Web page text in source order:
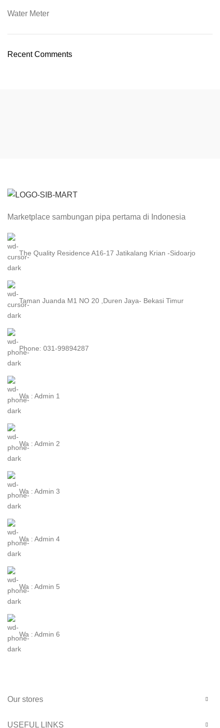
Water Meter
Recent Comments
Marketplace sambungan pipa pertama di Indonesia
The Quality Residence A16-17 Jatikalang Krian -Sidoarjo
Taman Juanda M1 NO 20 ,Duren Jaya- Bekasi Timur
Phone: 031-99894287
Wa : Admin 1
Wa : Admin 2
Wa : Admin 3
Wa : Admin 4
Wa : Admin 5
Wa : Admin 6
Our stores
USEFUL LINKS